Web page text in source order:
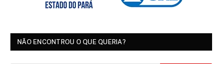
NÃO ENCONTROU O QUE QUERIA?